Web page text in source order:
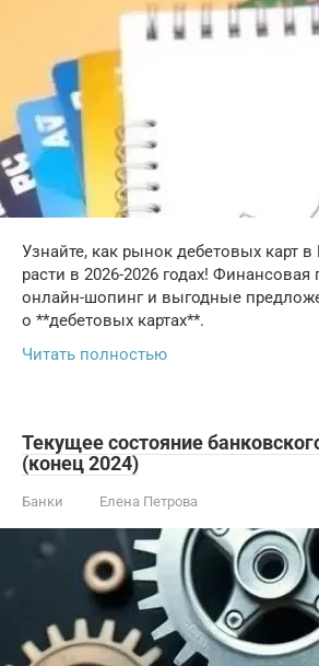
Узнайте, как рынок дебетовых карт в
расти в 2026-2026 годах! Финансовая
онлайн-шопинг и выгодные
о **дебетовых картах**.
Читать полностью
Текущее состояние
(конец 2024)
Банки Елена Петрова